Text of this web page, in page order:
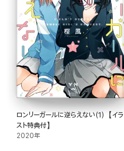
ロンリーガールに逆らえない(1)【イラ
スト特典付】
2020年